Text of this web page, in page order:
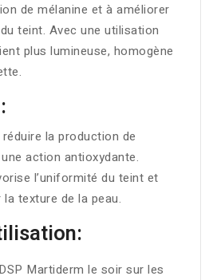
de mélanine et à améliorer
teint. Avec une utilisation
plus lumineuse, homogène
la production de
action antioxydante.
l’uniformité du teint et
texture de la peau.
Martiderm le soir sur les